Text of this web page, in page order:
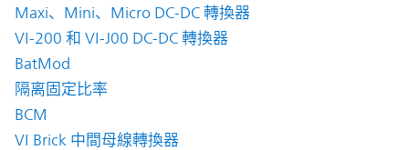
Maxi、Mini、Micro DC-DC 轉換器
VI-200 和 VI-J00 DC-DC 轉換器
BatMod
隔离固定比率
BCM
VI Brick 中間母線轉換器